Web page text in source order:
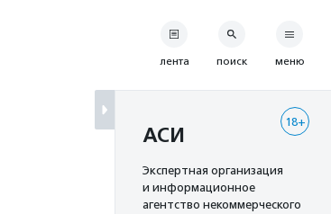
лента поиск меню
18+
АСИ
Экспертная организация
и информационное
агентство некоммерческого